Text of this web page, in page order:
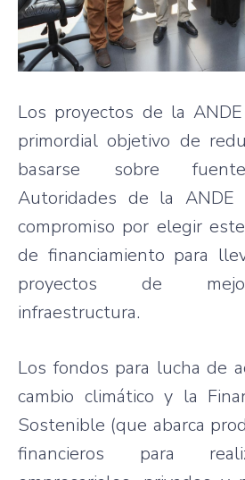
Los proyectos de la
primordial objetivo de
basarse sobre
Autoridades de la ANDE
compromiso por elegir
de financiamiento para
proyectos de
infraestructura.
Los fondos para lucha de
cambio climático y la
Sostenible (que abarca
financieros para